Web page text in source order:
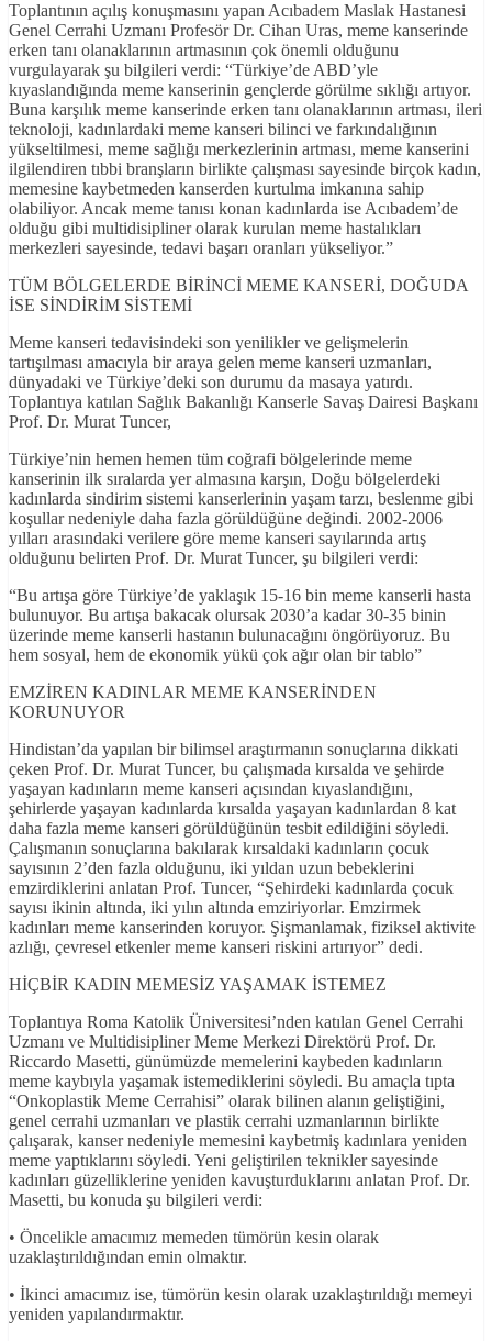
Toplantının açılış konuşmasını yapan Acıbadem Maslak Hastanesi
Genel Cerrahi Uzmanı Profesör Dr. Cihan Uras, meme kanserinde
erken tanı olanaklarının artmasının çok önemli olduğunu
vurgulayarak şu bilgileri verdi: “Türkiye’de ABD’yle
kıyaslandığında meme kanserinin gençlerde görülme sıklığı artıyor.
Buna karşılık meme kanserinde erken tanı olanaklarının artması, ileri
teknoloji, kadınlardaki meme kanseri bilinci ve farkındalığının
yükseltilmesi, meme sağlığı merkezlerinin artması, meme kanserini
ilgilendiren tıbbi branşların birlikte çalışması sayesinde birçok kadın,
memesine kaybetmeden kanserden kurtulma imkanına sahip
olabiliyor. Ancak meme tanısı konan kadınlarda ise Acıbadem’de
olduğu gibi multidisipliner olarak kurulan meme hastalıkları
merkezleri sayesinde, tedavi başarı oranları yükseliyor.”
TÜM BÖLGELERDE BİRİNCİ MEME KANSERİ, DOĞUDA
İSE SİNDİRİM SİSTEMİ
Meme kanseri tedavisindeki son yenilikler ve gelişmelerin
tartışılması amacıyla bir araya gelen meme kanseri uzmanları,
dünyadaki ve Türkiye’deki son durumu da masaya yatırdı.
Toplantıya katılan Sağlık Bakanlığı Kanserle Savaş Dairesi Başkanı
Prof. Dr. Murat Tuncer,
Türkiye’nin hemen hemen tüm coğrafi bölgelerinde meme
kanserinin ilk sıralarda yer almasına karşın, Doğu bölgelerdeki
kadınlarda sindirim sistemi kanserlerinin yaşam tarzı, beslenme gibi
koşullar nedeniyle daha fazla görüldüğüne değindi. 2002-2006
yılları arasındaki verilere göre meme kanseri sayılarında artış
olduğunu belirten Prof. Dr. Murat Tuncer, şu bilgileri verdi:
“Bu artışa göre Türkiye’de yaklaşık 15-16 bin meme kanserli hasta
bulunuyor. Bu artışa bakacak olursak 2030’a kadar 30-35 binin
üzerinde meme kanserli hastanın bulunacağını öngörüyoruz. Bu
hem sosyal, hem de ekonomik yükü çok ağır olan bir tablo”
EMZİREN KADINLAR MEME KANSERİNDEN
KORUNUYOR
Hindistan’da yapılan bir bilimsel araştırmanın sonuçlarına dikkati
çeken Prof. Dr. Murat Tuncer, bu çalışmada kırsalda ve şehirde
yaşayan kadınların meme kanseri açısından kıyaslandığını,
şehirlerde yaşayan kadınlarda kırsalda yaşayan kadınlardan 8 kat
daha fazla meme kanseri görüldüğünün tesbit edildiğini söyledi.
Çalışmanın sonuçlarına bakılarak kırsaldaki kadınların çocuk
sayısının 2’den fazla olduğunu, iki yıldan uzun bebeklerini
emzirdiklerini anlatan Prof. Tuncer, “Şehirdeki kadınlarda çocuk
sayısı ikinin altında, iki yılın altında emziriyorlar. Emzirmek
kadınları meme kanserinden koruyor. Şişmanlamak, fiziksel aktivite
azlığı, çevresel etkenler meme kanseri riskini artırıyor” dedi.
HİÇBİR KADIN MEMESİZ YAŞAMAK İSTEMEZ
Toplantıya Roma Katolik Üniversitesi’nden katılan Genel Cerrahi
Uzmanı ve Multidisipliner Meme Merkezi Direktörü Prof. Dr.
Riccardo Masetti, günümüzde memelerini kaybeden kadınların
meme kaybıyla yaşamak istemediklerini söyledi. Bu amaçla tıpta
“Onkoplastik Meme Cerrahisi” olarak bilinen alanın geliştiğini,
genel cerrahi uzmanları ve plastik cerrahi uzmanlarının birlikte
çalışarak, kanser nedeniyle memesini kaybetmiş kadınlara yeniden
meme yaptıklarını söyledi. Yeni geliştirilen teknikler sayesinde
kadınları güzelliklerine yeniden kavuşturduklarını anlatan Prof. Dr.
Masetti, bu konuda şu bilgileri verdi:
• Öncelikle amacımız memeden tümörün kesin olarak
uzaklaştırıldığından emin olmaktır.
• İkinci amacımız ise, tümörün kesin olarak uzaklaştırıldığı memeyi
yeniden yapılandırmaktır.